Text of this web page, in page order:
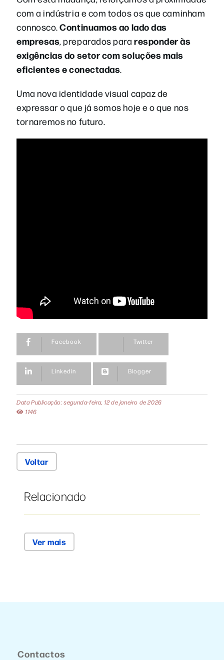
com a indústria e com todos os que caminham
connosco.Continuamos ao lado das
empresas, preparados pararesponder às
exigências do setor com soluções mais
eficientes e conectadas.
Uma nova identidade visual capaz de
expressar o que já somos hoje e o que nos
tornaremos no futuro.
Facebook Twitter
Linkedin Blogger
Data Publicação: segunda-feira, 12 de janeiro de 2026
1146
Voltar
Relacionado
Ver mais
Contactos